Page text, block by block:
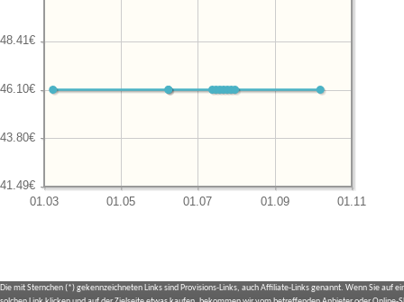
Die mit Sternchen (*) gekennzeichneten Links sind Provisions-Links, auch Affiliate-Links genannt. Wenn Sie auf